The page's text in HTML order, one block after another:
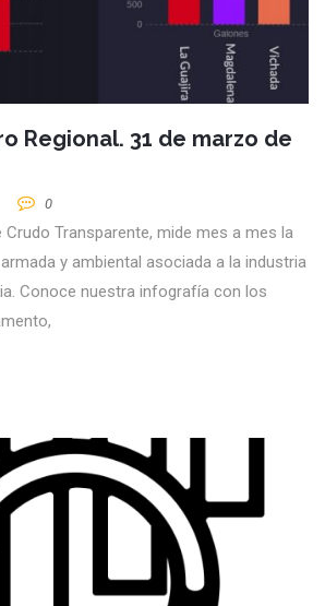
Regional. 31 de marzo de
0
Crudo Transparente, mide mes a mes la
y ambiental asociada a la industria
Conoce nuestra infografía con los